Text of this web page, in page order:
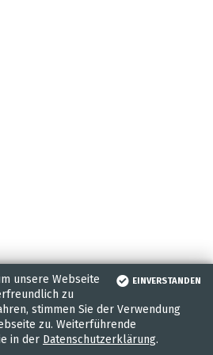
EINVERSTANDEN
unsere Webseite
zu
stimmen Sie der Verwendung
zu. Weiterführende
in der Datenschutzerklärung.